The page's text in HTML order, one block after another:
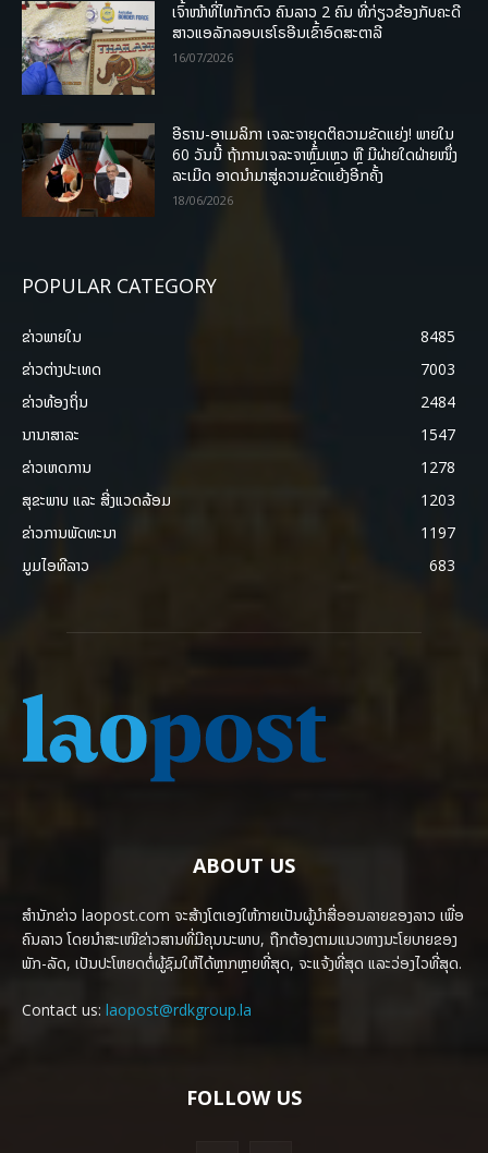
ເຈົ້າໜ້າທີ່ໄທກັກຕົວ ຄົນລາວ 2 ຄົນ ທີ່ກ່ຽວຂ້ອງກັບຄະດີ
ສາວແອລັກລອບເຮໂຣອີນເຂົ້າອົດສະຕາລີ
16/07/2026
ອີຣານ-ອາເມລິກາ ເຈລະຈາຍຸດຕິຄວາມຂັດແຍ່ງ! ພາຍໃນ
60 ວັນນີ້ ຖ້າການເຈລະຈາຫຼົ້ມເຫຼວ ຫຼື ມີຝ່າຍໃດຝ່າຍໜຶ່ງ
ລະເມີດ ອາດນໍາມາສູ່ຄວາມຂັດແຍ້ງອີກຄັ້ງ
18/06/2026
POPULAR CATEGORY
ຂ່າວພາຍ​ໃນ
8485
ຂ່າວຕ່າງປະເທດ
7003
ຂ່າວທ້ອງຖິ່ນ
2484
ນານາສາລະ
1547
ຂ່າວເຫດການ
1278
ສຸຂະພາບ ແລະ ສີ່ງແວດລ້ອມ
1203
ຂ່າວການພັດທະນາ
1197
ມູມໄອທີລາວ
683
ABOUT US
ສຳນັກຂ່າວ laopost.com ຈະສ້າງໂຕເອງໃຫ້ກາຍເປັນຜູ້ນຳສື່ອອນລາຍຂອງລາວ ເພື່ອ
ຄົນລາວ ໂດຍນຳສະເໜີຂ່າວສານທີ່ມີຄຸນນະພາບ, ຖືກຕ້ອງຕາມແນວທາງນະໂຍບາຍຂອງ
ພັກ-ລັດ, ເປັນປະໂຫຍດຕໍ່ຜູ້ຊົມໃຫ້ໄດ້ຫຼາກຫຼາຍທີ່ສຸດ, ຈະແຈ້ງທີ່ສຸດ ແລະວ່ອງໄວທີ່ສຸດ.
Contact us: laopost@rdkgroup.la
FOLLOW US